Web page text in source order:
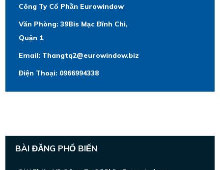
Công Ty Cổ Phần Eurowindow
Văn Phòng: 39Bis Mạc Đĩnh Chi,
Quận 1
Email: Thangtq2@eurowindow.biz
Điện Thoại: 0966994338
BÀI ĐĂNG PHỔ BIẾN